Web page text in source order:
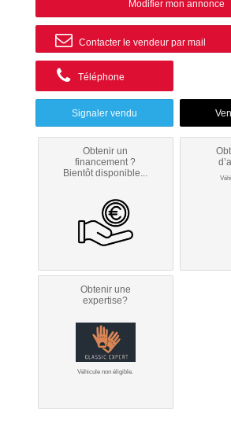
Modifier mon annonce
Contacter le vendeur par mail
Téléphone
Signaler vendu
Obtenir un
financement ?
Bientôt disponible...
Obtenir une
expertise?
Véhicule non éligible.